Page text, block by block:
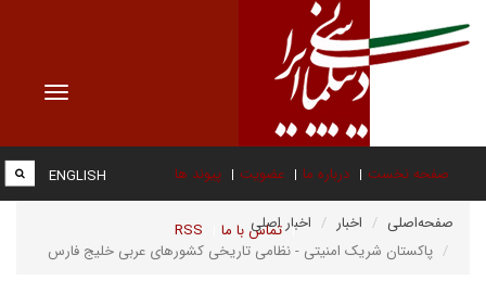
Toggle
صفحه نخست درباره ما عضویت پیوند ها
تماس با ما RSS
ENGLISH
صفحه‌اصلی اخبار
اخبار اصلی
پاکستان شریک امنیتی - نظامی تاریخی کشورهای عربی خلیج فارس